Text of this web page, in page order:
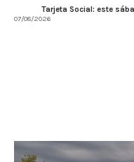
Tarjeta Social: este
07/08/2026